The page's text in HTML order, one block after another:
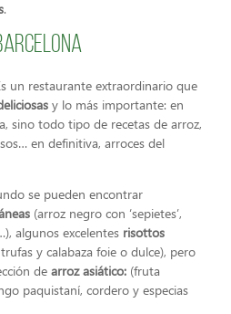
.
un restaurante extraordinario que
y lo más importante: en
sino todo tipo de recetas de arroz,
en definitiva, arroces del
se pueden encontrar
(arroz negro con ‘sepietes’,
algunos excelentes risottos
y calabaza foie o dulce), pero
de arroz asiático: (fruta
paquistaní, cordero y especias